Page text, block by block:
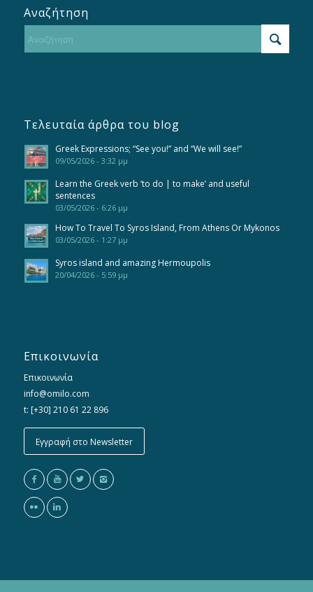
Αναζήτηση
Τελευταία άρθρα του blog
Greek Expressions; “See you!” and “We will see!”
09/05/2026 - 3:32 μμ
Learn the Greek verb ‘to do | to make’ and useful
sentences
03/05/2026 - 6:26 μμ
How To Travel To Syros Island, From Athens Or Mykonos
03/05/2026 - 1:27 μμ
Syros island and amazing Hermoupolis
20/04/2026 - 5:59 μμ
Επικοινωνία
Επικοινωνία
info@omilo.com
t: [+30] 210 61 22 896
Εγγραφή στο Newsletter